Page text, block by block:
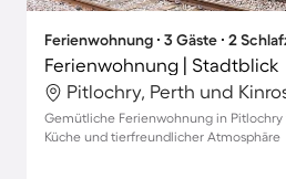
Ferienwohnung ∙ 3 Gäste ∙ 2
Ferienwohnung | Stadtblick
Gemütliche Ferienwohnung in Pitlochry
Küche und tierfreundlicher Atmosphäre